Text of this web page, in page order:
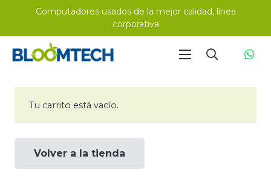
Computadores usados de la mejor calidad, línea
corporativa
Tu carrito está vacío.
Volver a la tienda